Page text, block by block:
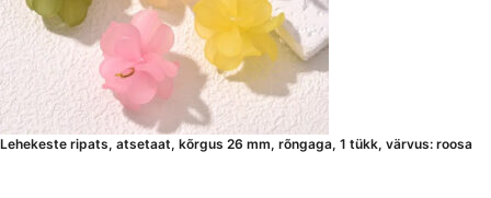
Lehekeste ripats, atsetaat, kõrgus 26 mm, rõngaga, 1 tükk, värvus: roosa